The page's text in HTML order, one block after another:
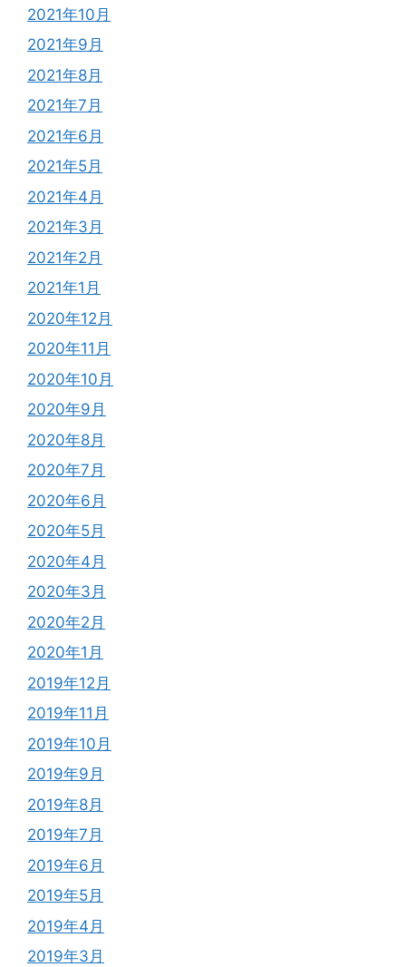
2021年10月
2021年9月
2021年8月
2021年7月
2021年6月
2021年5月
2021年4月
2021年3月
2021年2月
2021年1月
2020年12月
2020年11月
2020年10月
2020年9月
2020年8月
2020年7月
2020年6月
2020年5月
2020年4月
2020年3月
2020年2月
2020年1月
2019年12月
2019年11月
2019年10月
2019年9月
2019年8月
2019年7月
2019年6月
2019年5月
2019年4月
2019年3月